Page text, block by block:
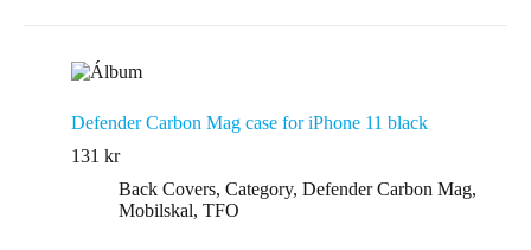
Defender Carbon Mag case for iPhone 11 black
131 kr
Back Covers, Category, Defender Carbon Mag,
Mobilskal, TFO